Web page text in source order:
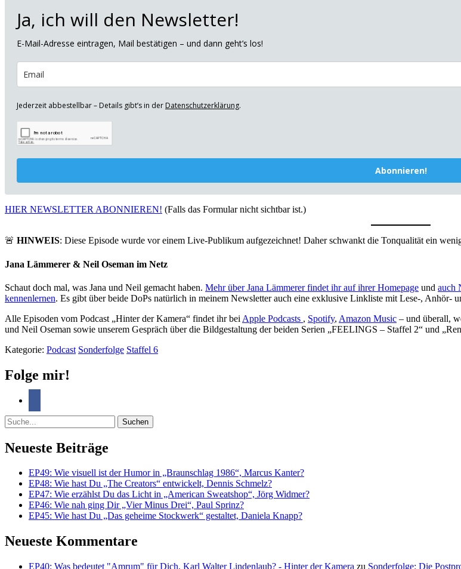
Ja, ich will den Newsletter!
E-Mail-Adresse eintragen, Mail bestätigen – und dann geht’s los!
Jederzeit abbestellbar – Details gibt’s in der Datenschutzerklärung.
Abonnieren!
HIER NEWSLETTER ABONNIEREN! (Falls das Formular nicht sichtbar ist.)
🚨 HINWEIS: Diese Episode wurde vor einem Live-Publikum aufgezeichnet! Daher schwankt die Tonqualität ein
Jana Lämmerer & Neil Oseman im Netz
Schaut doch mal, was Jana und Neil gemacht haben. Mehr über Jana Lämmerer findet ihr auf ihrer Homepage und auch
kennenlernen. Es gibt über beide DoPs natürlich in meinem Newsletter auch eine exklusive Linkliste mit Lese-, Anhör-
Alle Episoden vom Podcast „Hinter der Kamera“ findet ihr bei Apple Podcasts , Spotify, Amazon Music – und überall,
und Neil Oseman sowie unserem Gespräch über die Bildgestaltung der beiden Serien „FEELINGS – Staffel 2“ und
Kategorie: Podcast Sonderfolge Staffel 6
Folge mir!
Suche
Neueste Beiträge
EP49: Wie visuell ist der Humor in „Braunschlag 1986“, Marcus Kanter?
EP48: Wie hast Du „The Creators“ entwickelt, Dennis Schmelz?
EP47: Wie erzählst Du das Licht in „American Sweatshop“, Jörg Widmer?
EP46: Wie nah ging Dir „Vier Minus Drei“, Paul Sprinz?
EP45: Wie hast Du „Das geheime Stockwerk“ gestaltet, Daniela Knapp?
Neueste Kommentare
EP40: Was bedeutet "Amrum" für Dich, Karl Walter Lindenlaub? - Hinter der Kamera zu Sonderfolge: Die